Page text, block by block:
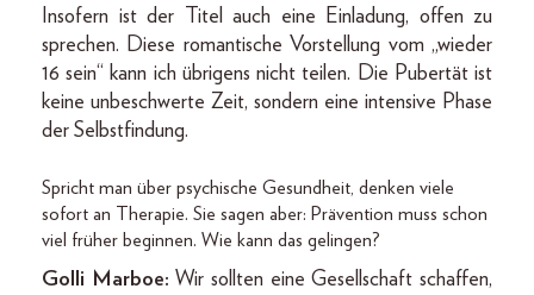
Insofern ist der Titel auch eine Einladung, offen zu
sprechen. Diese romantische Vorstellung vom „wieder
16 sein“ kann ich übrigens nicht teilen. Die Pubertät ist
keine unbeschwerte Zeit, sondern eine intensive Phase
der Selbstfindung.
Spricht man über psychische Gesundheit, denken viele
sofort an Therapie. Sie sagen aber: Prävention muss schon
viel früher beginnen. Wie kann das gelingen?
Golli Marboe: Wir sollten eine Gesellschaft schaffen,